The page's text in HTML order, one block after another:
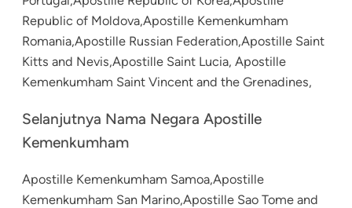
Republic of Moldova,Apostille Kemenkumham
Romania,Apostille Russian Federation,Apostille Saint
Kitts and Nevis,Apostille Saint Lucia, Apostille
Kemenkumham Saint Vincent and the Grenadines,
Selanjutnya Nama Negara Apostille
Kemenkumham
Apostille Kemenkumham Samoa,Apostille
Kemenkumham San Marino,Apostille Sao Tome and